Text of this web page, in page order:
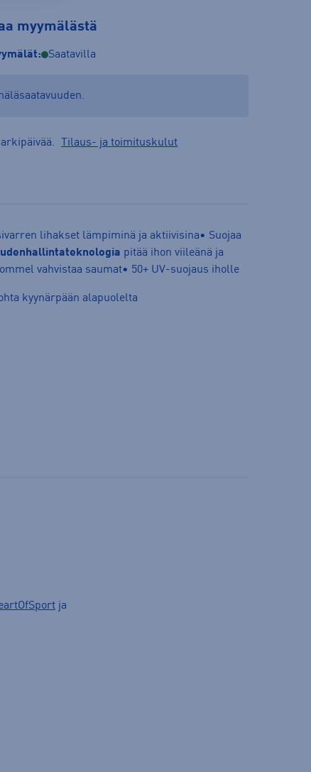
myymälästä
Saatavilla
Tilaus- ja toimituskulut
lihakset lämpiminä ja aktiivisina• Suojaa
pitää ihon viileänä ja
vahvistaa saumat• 50+ UV-suojaus iholle
kyynärpään alapuolelta
ja